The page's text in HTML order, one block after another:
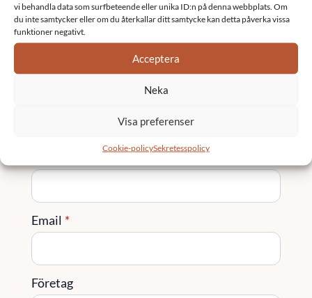
vi behandla data som surfbeteende eller unika ID:n på denna webbplats. Om
du inte samtycker eller om du återkallar ditt samtycke kan detta påverka vissa
funktioner negativt.
Acceptera
Neka
Visa preferenser
Cookie-policySekretesspolicy
Här finns vi
orterför att se om vi finns i ditt
område
Kontakta oss
Email *
Företag